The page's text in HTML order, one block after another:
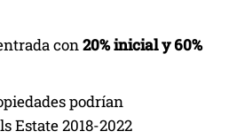
con20% inicial y 60%
podrían
Estate 2018-2022